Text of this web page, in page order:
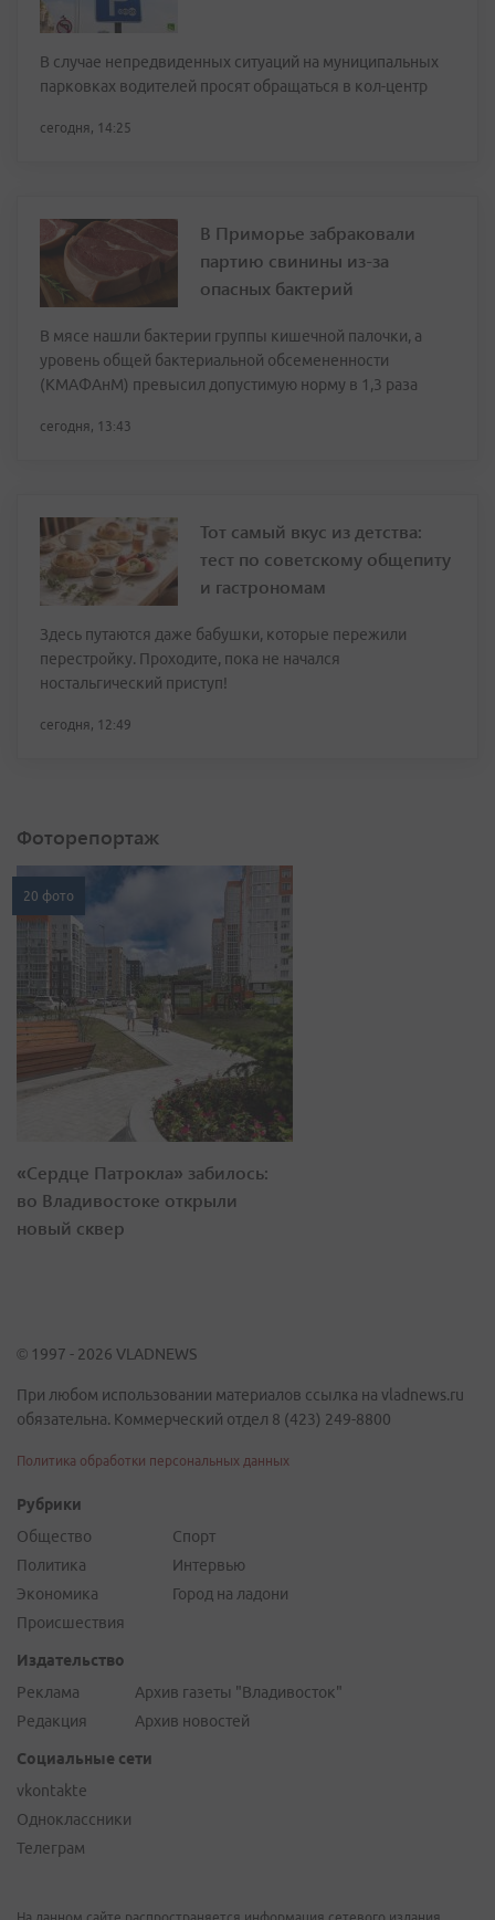
В случае непредвиденных ситуаций на муниципальных
парковках водителей просят обращаться в кол-центр
сегодня, 14:25
В Приморье забраковали
партию свинины из-за
опасных бактерий
В мясе нашли бактерии группы кишечной палочки, а
уровень общей бактериальной обсемененности
(КМАФАнМ) превысил допустимую норму в 1,3 раза
сегодня, 13:43
Тот самый вкус из детства:
тест по советскому общепиту
и гастрономам
Здесь путаются даже бабушки, которые пережили
перестройку. Проходите, пока не начался
ностальгический приступ!
сегодня, 12:49
Фоторепортаж
20 фото
«Сердце Патрокла» забилось:
во Владивостоке открыли
новый сквер
© 1997 - 2026 VLADNEWS
При любом использовании материалов ссылка на vladnews.ru
обязательна. Коммерческий отдел 8 (423) 249-8800
Политика обработки персональных данных
Рубрики
Общество
Политика
Экономика
Происшествия
Спорт
Интервью
Город на ладони
Издательство
Реклама
Редакция
Архив газеты "Владивосток"
Архив новостей
Социальные сети
vkontakte
Одноклассники
Телеграм